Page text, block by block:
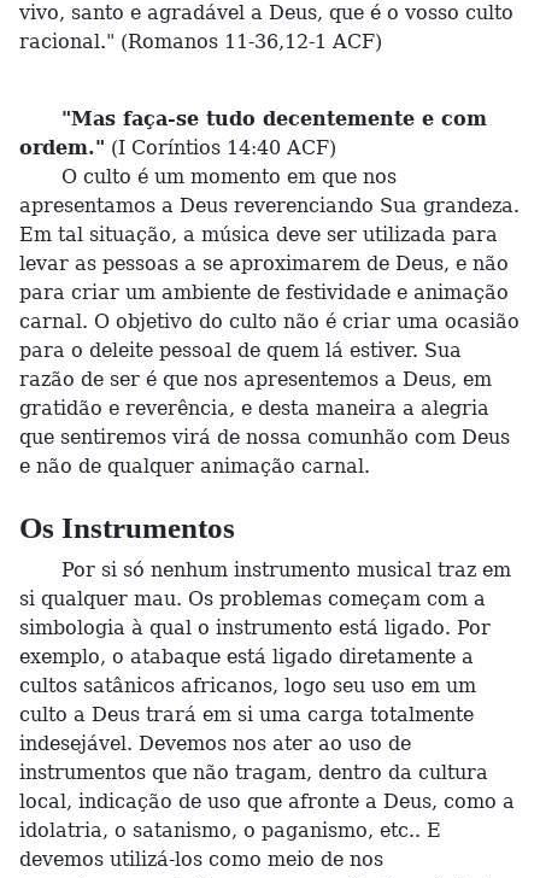
vivo, santo e agradável a Deus, que é o vosso culto
racional." (Romanos 11-36,12-1 ACF)
"Mas faça-se tudo decentemente e com
ordem." (I Coríntios 14:40 ACF)
O culto é um momento em que nos
apresentamos a Deus reverenciando Sua grandeza.
Em tal situação, a música deve ser utilizada para
levar as pessoas a se aproximarem de Deus, e não
para criar um ambiente de festividade e animação
carnal. O objetivo do culto não é criar uma ocasião
para o deleite pessoal de quem lá estiver. Sua
razão de ser é que nos apresentemos a Deus, em
gratidão e reverência, e desta maneira a alegria
que sentiremos virá de nossa comunhão com Deus
e não de qualquer animação carnal.
Os Instrumentos
Por si só nenhum instrumento musical traz em
si qualquer mau. Os problemas começam com a
simbologia à qual o instrumento está ligado. Por
exemplo, o atabaque está ligado diretamente a
cultos satânicos africanos, logo seu uso em um
culto a Deus trará em si uma carga totalmente
indesejável. Devemos nos ater ao uso de
instrumentos que não tragam, dentro da cultura
local, indicação de uso que afronte a Deus, como a
idolatria, o satanismo, o paganismo, etc.. E
devemos utilizá-los como meio de nos